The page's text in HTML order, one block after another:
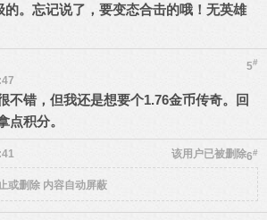
的。忘记说了，要变态合击的哦！无英雄
5#
不错，但我还是想要个1.76金币传奇。回
点积分。
6#
该用户已被删除
或删除 内容自动屏蔽